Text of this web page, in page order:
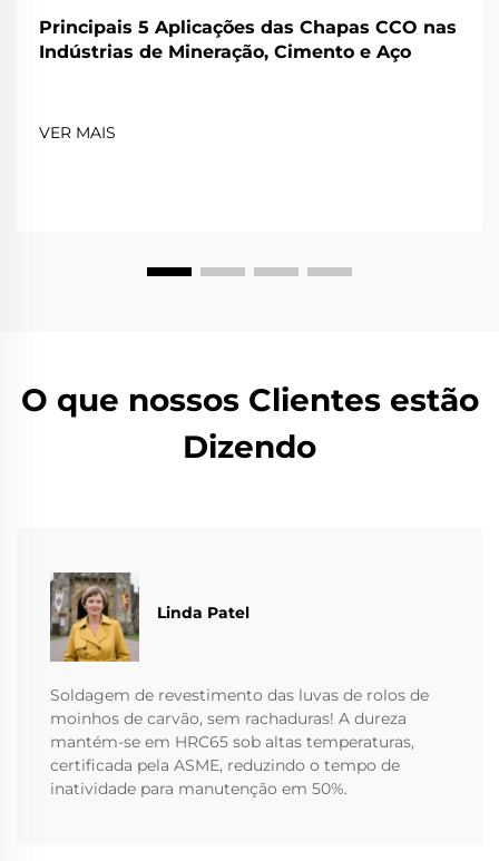
Principais 5 Aplicações das Chapas CCO nas
Indústrias de Mineração, Cimento e Aço
VER MAIS
O que nossos Clientes estão
Dizendo
Linda Patel
Soldagem de revestimento das luvas de rolos de
moinhos de carvão, sem rachaduras! A dureza
mantém-se em HRC65 sob altas temperaturas,
certificada pela ASME, reduzindo o tempo de
inatividade para manutenção em 50%.